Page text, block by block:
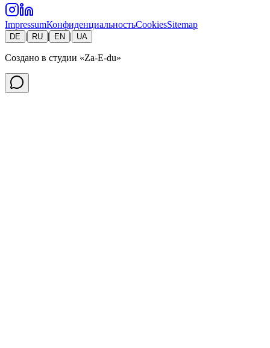
ImpressumКонфиденциальностьCookiesSitemap
DE | RU | EN | UA
Создано в студии «Za-E-du»